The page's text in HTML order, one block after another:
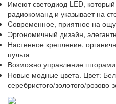
Имеют светодиод LED,
радиокоманд и указывает на
Cовременное, приятное на
Эргономичный дизайн,
Настенное крепление,
пульта
Возможно управление
Новые модные цвета. Цвет:
серебристого/золотого/розово-